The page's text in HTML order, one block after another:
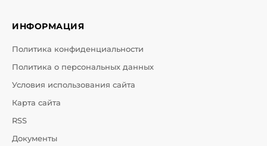
ИНФОРМАЦИЯ
Политика конфиденциальности
Политика о персональных данных
Условия использования сайта
Карта сайта
RSS
Документы